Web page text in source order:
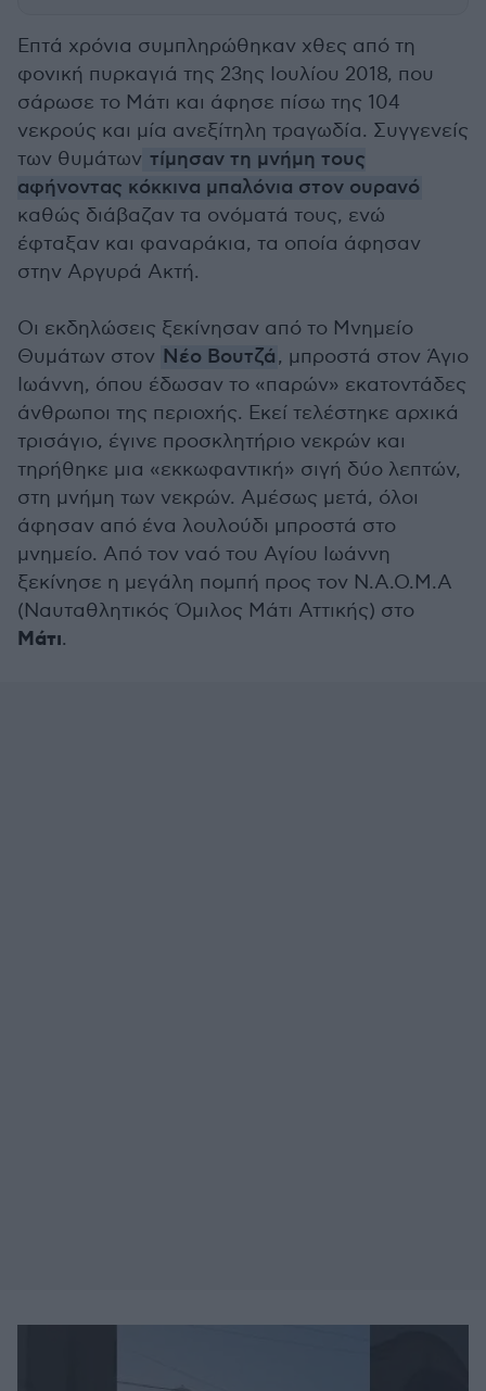
Επτά χρόνια συμπληρώθηκαν χθες από τη
φονική πυρκαγιά της 23ης Ιουλίου 2018, που
σάρωσε το Μάτι και άφησε πίσω της 104
νεκρούς και μία ανεξίτηλη τραγωδία. Συγγενείς
των θυμάτων τίμησαν τη μνήμη τους
αφήνοντας κόκκινα μπαλόνια στον ουρανό
καθώς διάβαζαν τα ονόματά τους, ενώ
έφταξαν και φαναράκια, τα οποία άφησαν
στην Αργυρά Ακτή.
Οι εκδηλώσεις ξεκίνησαν από το Μνημείο
Θυμάτων στον Νέο Βουτζά, μπροστά στον Άγιο
Ιωάννη, όπου έδωσαν το «παρών» εκατοντάδες
άνθρωποι της περιοχής. Εκεί τελέστηκε αρχικά
τρισάγιο, έγινε προσκλητήριο νεκρών και
τηρήθηκε μια «εκκωφαντική» σιγή δύο λεπτών,
στη μνήμη των νεκρών. Αμέσως μετά, όλοι
άφησαν από ένα λουλούδι μπροστά στο
μνημείο. Από τον ναό του Αγίου Ιωάννη
ξεκίνησε η μεγάλη πομπή προς τον Ν.Α.Ο.Μ.Α
(Ναυταθλητικός Όμιλος Μάτι Αττικής) στο
Μάτι.